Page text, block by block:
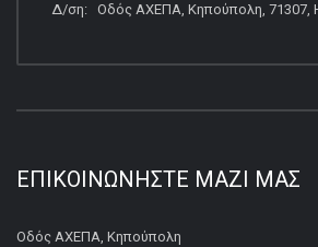
Δ/ση: Οδός ΑΧΕΠΑ, Κηπούπολη, 71307,
ΕΠΙΚΟΙΝΩΝΉΣΤΕ ΜΑΖΊ ΜΑΣ
Οδός ΑΧΕΠΑ, Κηπούπολη